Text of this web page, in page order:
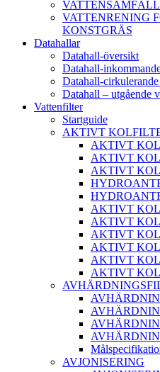
VATTENRENING
KONSTGRÄS
Datahallar
Datahall-översikt
Datahall-
Datahall-
Datahall – utgående
Vattenfilter
Startguide
AKTIVT
AKTIVT
AKTIVT
AKTIVT
AKTIVT
AKTIVT
AKTIVT
AKTIVT
AKTIVT
AKTIVT
AVJONISERING